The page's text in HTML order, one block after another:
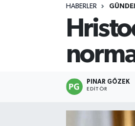
HABERLER
PINAR GÖZEK
EDITÖR